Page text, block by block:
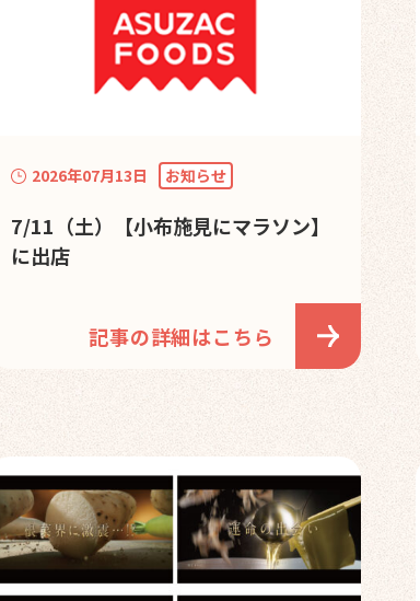
2026年07月13日 お知らせ
7/11（土）【小布施見にマラソン】
に出店
記事の詳細はこちら